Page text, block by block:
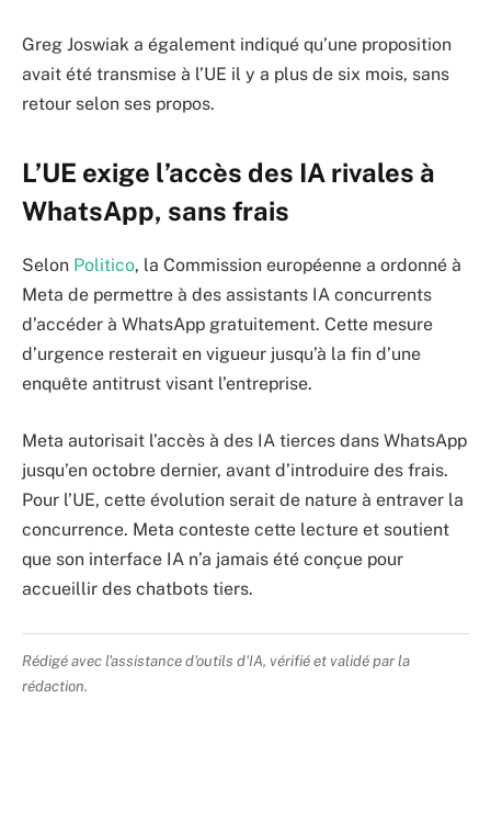
Greg Joswiak a également indiqué qu’une proposition
avait été transmise à l’UE il y a plus de six mois, sans
retour selon ses propos.
L’UE exige l’accès des IA rivales à
WhatsApp, sans frais
Selon Politico, la Commission européenne a ordonné à
Meta de permettre à des assistants IA concurrents
d’accéder à WhatsApp gratuitement. Cette mesure
d’urgence resterait en vigueur jusqu’à la fin d’une
enquête antitrust visant l’entreprise.
Meta autorisait l’accès à des IA tierces dans WhatsApp
jusqu’en octobre dernier, avant d’introduire des frais.
Pour l’UE, cette évolution serait de nature à entraver la
concurrence. Meta conteste cette lecture et soutient
que son interface IA n’a jamais été conçue pour
accueillir des chatbots tiers.
Rédigé avec l'assistance d'outils d'IA, vérifié et validé par la
rédaction.